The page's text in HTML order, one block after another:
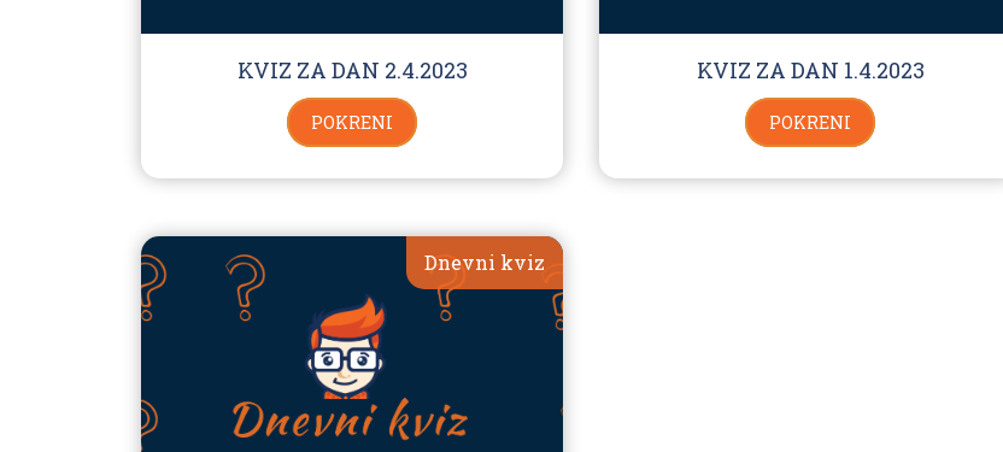
KVIZ ZA DAN 2.4.2023
POKRENI
KVIZ ZA DAN 1.4.2023
POKRENI
Dnevni kviz